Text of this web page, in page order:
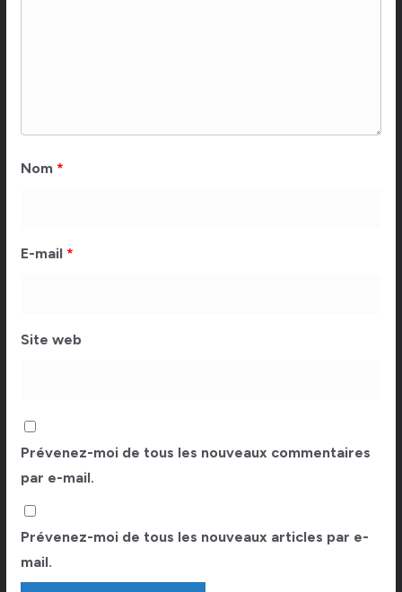
Nom *
E-mail *
Site web
Prévenez-moi de tous les nouveaux commentaires
par e-mail.
Prévenez-moi de tous les nouveaux articles par e-
mail.